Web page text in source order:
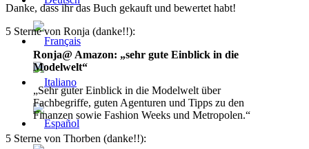
Danke, dass ihr das Buch gekauft und bewertet habt!
5 Sterne von Ronja (danke!!):
Ronja@ Amazon: „sehr gute Einblick in die
Modelwelt“
„Sehr guter Einblick in die Modelwelt über
Fachbegriffe, guten Agenturen und Tipps zu den
Finanzen sowie Fashion Weeks und Metropolen.“
5 Sterne von Thorben (danke!!):